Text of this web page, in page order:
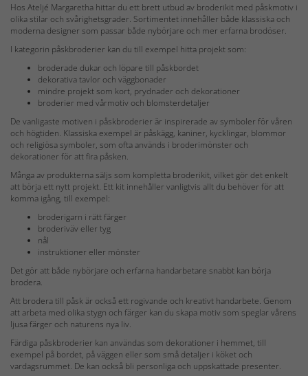
Hos Ateljé Margaretha hittar du ett brett utbud av broderikit med påskmotiv i
olika stilar och svårighetsgrader. Sortimentet innehåller både klassiska och
moderna designer som passar både nybörjare och mer erfarna brodöser.
I kategorin påskbroderier kan du till exempel hitta projekt som:
broderade dukar och löpare till påskbordet
dekorativa tavlor och väggbonader
mindre projekt som kort, prydnader och dekorationer
broderier med vårmotiv och blomsterdetaljer
De vanligaste motiven i påskbroderier är inspirerade av symboler för våren
och högtiden. Klassiska exempel är påskägg, kaniner, kycklingar, blommor
och religiösa symboler, som ofta används i broderimönster och
dekorationer för att fira påsken.
Många av produkterna säljs som kompletta broderikit, vilket gör det enkelt
att börja ett nytt projekt. Ett kit innehåller vanligtvis allt du behöver för att
komma igång, till exempel:
broderigarn i rätt färger
broderiväv eller tyg
nål
instruktioner eller mönster
Det gör att både nybörjare och erfarna handarbetare snabbt kan börja
brodera.
Att brodera till påsk är också ett rogivande och kreativt handarbete. Genom
att arbeta med olika stygn och färger kan du skapa motiv som speglar vårens
ljusa färger och naturens nya liv.
Färdiga påskbroderier kan användas som dekorationer i hemmet, till
exempel på bordet, på väggen eller som små detaljer i köket och
vardagsrummet. De kan också bli personliga och uppskattade presenter.